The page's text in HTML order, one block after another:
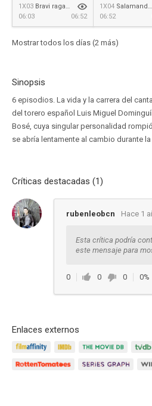
1X03 Bravi ragazzi
06:03
06:52
1X04 Salamandra
06:52
Mostrar todos los días (2 más)
Sinopsis
6 episodios. La vida y la carrera del
del torero español Luis Miguel
Bosé, cuya singular personalidad
se abría lentamente al cambio durante
Críticas destacadas (1)
rubenleobcn Hace 1
Esta crítica podría
este mensaje para
0 0 0 0%
Enlaces externos